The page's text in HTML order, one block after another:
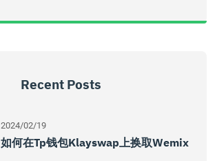
Recent Posts
2024/02/19
如何在tp钱包klayswap上换取wemix